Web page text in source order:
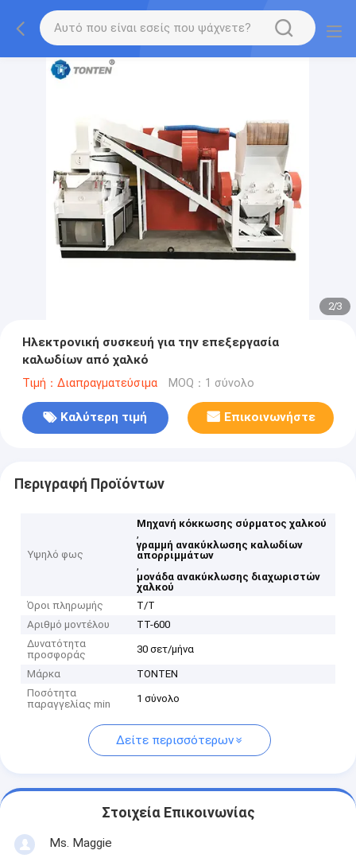
2/3
Ηλεκτρονική συσκευή για την επεξεργασία
καλωδίων από χαλκό
Τιμή：Διαπραγματεύσιμα MOQ：1 σύνολο
Καλύτερη τιμή Επικοινωνήστε
Περιγραφή Προϊόντων
Υψηλό φως
Μηχανή κόκκωσης σύρματος χαλκού
,
γραμμή ανακύκλωσης καλωδίων
απορριμμάτων
,
μονάδα ανακύκλωσης διαχωριστών
χαλκού
Όροι πληρωμής
Τ/Τ
Αριθμό μοντέλου
TT-600
Δυνατότητα
προσφοράς
30 σετ/μήνα
Μάρκα
TONTEN
Ποσότητα
παραγγελίας min
1 σύνολο
Δείτε περισσότερων
Στοιχεία Επικοινωνίας
Ms. Maggie